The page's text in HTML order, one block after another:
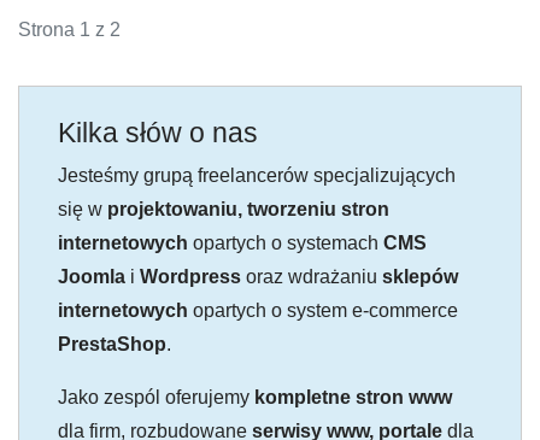
Strona 1 z 2
Kilka słów o nas
Jesteśmy grupą freelancerów specjalizujących
się w projektowaniu, tworzeniu stron
internetowych opartych o systemach CMS
Joomla i Wordpress oraz wdrażaniu sklepów
internetowych opartych o system e-commerce
PrestaShop.
Jako zespól oferujemy kompletne stron www
dla firm, rozbudowane serwisy www, portale dla